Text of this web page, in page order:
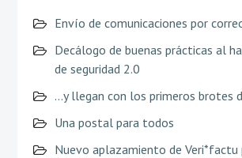
Envío de comunicaciones por
Decálogo de buenas prácticas al
de seguridad 2.0
…y llegan con los primeros brotes
Una postal para todos
Nuevo aplazamiento de Veri*factu